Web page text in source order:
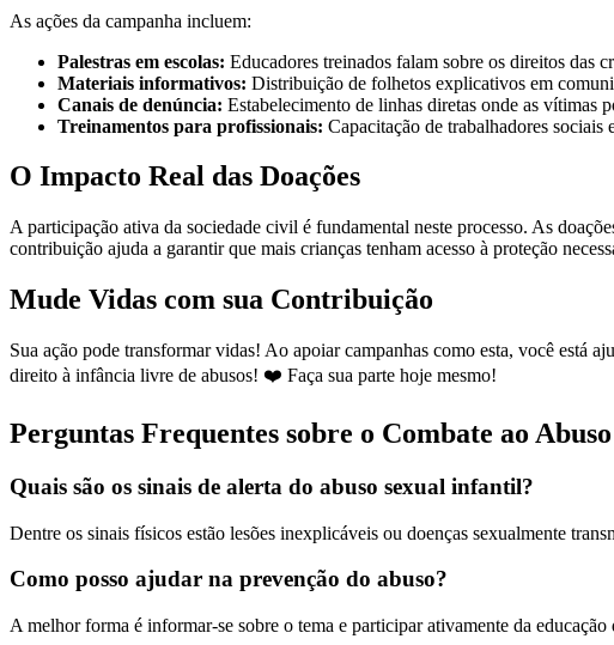
As ações da campanha incluem:
Palestras em escolas: Educadores treinados falam sobre os direitos das
Materiais informativos: Distribuição de folhetos explicativos em
Canais de denúncia: Estabelecimento de linhas diretas onde as vítimas
Treinamentos para profissionais: Capacitação de trabalhadores sociais
O Impacto Real das Doações
A participação ativa da sociedade civil é fundamental neste processo. As
contribuição ajuda a garantir que mais crianças tenham acesso à proteção
Mude Vidas com sua Contribuição
Sua ação pode transformar vidas! Ao apoiar campanhas como esta, você está
direito à infância livre de abusos! ❤️ Faça sua parte hoje mesmo!
Perguntas Frequentes sobre o Combate ao
Quais são os sinais de alerta do abuso sexual infantil?
Dentre os sinais físicos estão lesões inexplicáveis ou doenças sexualmente
Como posso ajudar na prevenção do abuso?
A melhor forma é informar-se sobre o tema e participar ativamente da